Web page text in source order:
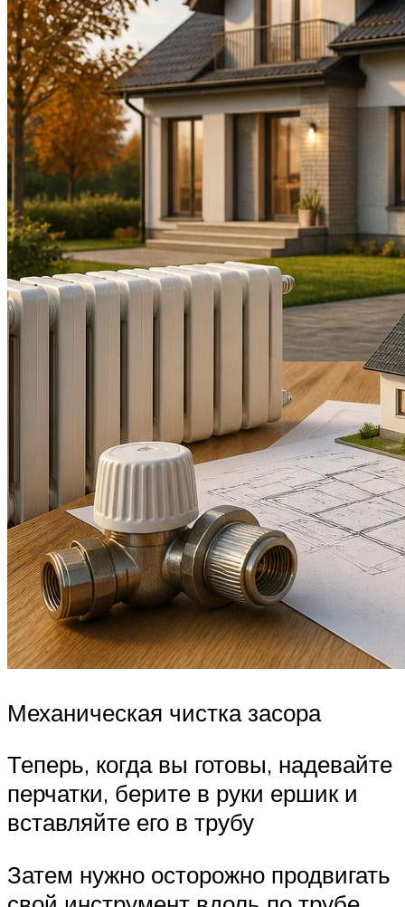
Механическая чистка засора
Теперь, когда вы готовы, надевайте
перчатки, берите в руки ершик и
вставляйте его в трубу
Затем нужно осторожно продвигать